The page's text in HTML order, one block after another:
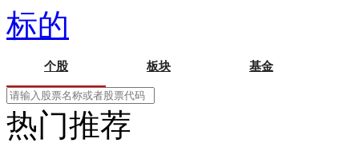
标的
个股 板块 基金
热门推荐